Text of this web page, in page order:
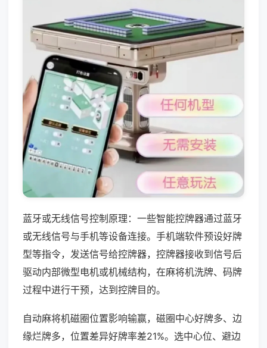
蓝牙或无线信号控制原理：一些智能控牌器通过蓝牙
或无线信号与手机等设备连接。手机端软件预设好牌
型等指令，发送信号给控牌器，控牌器接收到信号后
驱动内部微型电机或机械结构，在麻将机洗牌、码牌
过程中进行干预，达到控牌目的。
自动麻将机磁圈位置影响输赢，磁圈中心好牌多、边
缘烂牌多，位置差异好牌率差21%。选中心位、避边